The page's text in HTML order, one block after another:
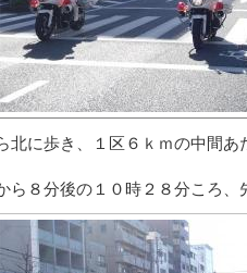
北に歩き、１区６ｋｍの中間あ
ら８分後の１０時２８分ころ、